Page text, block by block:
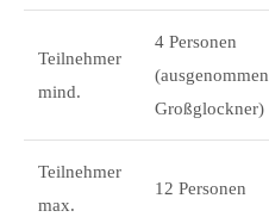
Teilnehmer
mind.
4 Personen
(ausgenommen
Großglockner)
Teilnehmer
max.
12 Personen